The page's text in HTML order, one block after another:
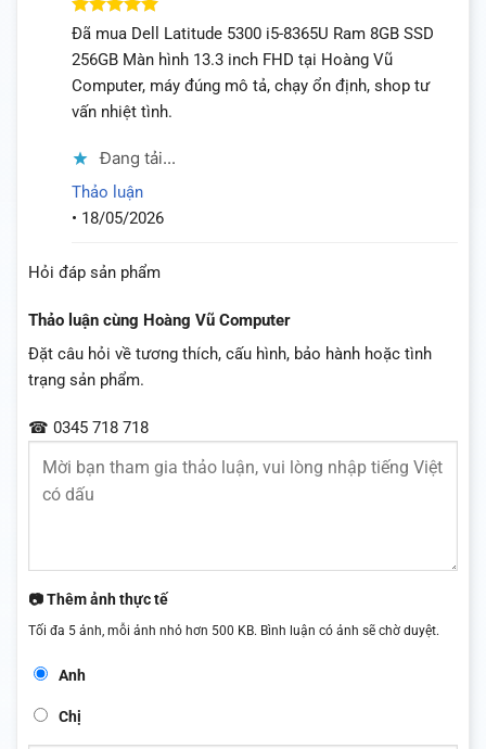
Được xếp
sao
Đã mua Dell Latitude 5300 i5-8365U Ram 8GB SSD
256GB Màn hình 13.3 inch FHD tại Hoàng Vũ
Computer, máy đúng mô tả, chạy ổn định, shop tư
vấn nhiệt tình.
Đang tải...
Thảo luận
• 18/05/2026
Hỏi đáp sản phẩm
Thảo luận cùng Hoàng Vũ Computer
Đặt câu hỏi về tương thích, cấu hình, bảo hành hoặc tình
trạng sản phẩm.
☎ 0345 718 718
📷 Thêm ảnh thực tế
Tối đa 5 ảnh, mỗi ảnh nhỏ hơn 500 KB. Bình luận có ảnh sẽ chờ duyệt.
Anh
Chị